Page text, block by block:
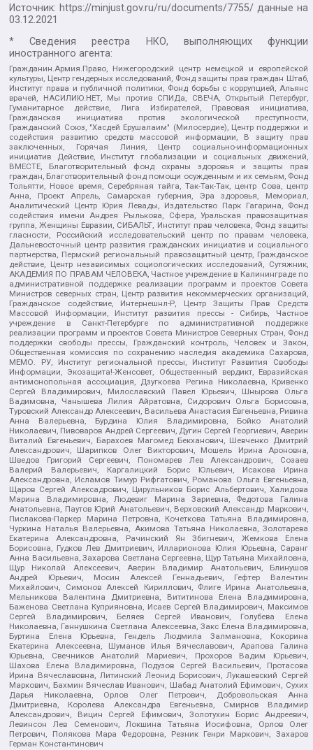
Источник: https://minjust.gov.ru/ru/documents/7755/ данные на
03.12.2021
* Сведения реестра НКО, выполняющих функции
иностранного агента:
Гражданин.Армия.Право, Нижегородский центр немецкой и европейской
культуры, Центр гендерных исследований, Фонд защиты прав граждан Штаб,
Институт права и публичной политики, Фонд борьбы с коррупцией, Альянс
врачей, НАСИЛИЮ.НЕТ, Мы против СПИДа, СВЕЧА, Открытый Петербург,
Гуманитарное действие, Лига Избирателей, Правовая инициатива,
Гражданская инициатива против экологической преступности,
Гражданский Союз, "Хасдей Ерушалаим" (Милосердие), Центр поддержки и
содействия развитию средств массовой информации, В защиту прав
заключенных, Горячая Линия, Центр социально-информационных
инициатив Действие, Институт глобализации и социальных движений,
ВМЕСТЕ, Благотворительный фонд охраны здоровья и защиты прав
граждан, Благотворительный фонд помощи осужденным и их семьям, Фонд
Тольятти, Новое время, Серебряная тайга, Так-Так-Так, центр Сова, центр
Анна, Проект Апрель, Самарская губерния, Эра здоровья, Мемориал,
Аналитический Центр Юрия Левады, Издательство Парк Гагарина, Фонд
содействия имени Андрея Рылькова, Сфера, Уральская правозащитная
группа, Женщины Евразии, СИБАЛЬТ, Институт прав человека, Фонд защиты
гласности, Российский исследовательский центр по правам человека,
Дальневосточный центр развития гражданских инициатив и социального
партнерства, Пермский региональный правозащитный центр, Гражданское
действие, Центр независимых социологических исследований, Сутяжник,
АКАДЕМИЯ ПО ПРАВАМ ЧЕЛОВЕКА, Частное учреждение в Калининграде по
административной поддержке реализации программ и проектов Совета
Министров северных стран, Центр развития некоммерческих организаций,
Гражданское содействие, Интернешнл-Р, Центр Защиты Прав Средств
Массовой Информации, Институт развития прессы - Сибирь, Частное
учреждение в Санкт-Петербурге по административной поддержке
реализации программ и проектов Совета Министров Северных Стран, Фонд
поддержки свободы прессы, Гражданский контроль, Человек и Закон,
Общественная комиссия по сохранению наследия академика Сахарова,
МЕМО. РУ, Институт региональной прессы, Институт Развития Свободы
Информации, Экозащита!-Женсовет, Общественный вердикт, Евразийская
антимонопольная ассоциация, Дзугкоева Регина Николаевна, Кривенко
Сергей Владимирович, Милославский Павел Юрьевич, Шнырова Ольга
Вадимовна, Чанышева Лилия Айратовна, Сидорович Ольга Борисовна,
Туровский Александр Алексеевич, Васильева Анастасия Евгеньевна, Ривина
Анна Валерьевна, Бурдина Юлия Владимировна, Бойко Анатолий
Николаевич, Пивоваров Андрей Сергеевич, Дугин Сергей Георгиевич, Аверин
Виталий Евгеньевич, Барахоев Магомед Бекханович, Шевченко Дмитрий
Александрович, Шарипков Олег Викторович, Мошель Ирина Ароновна,
Шведов Григорий Сергеевич, Пономарев Лев Александрович, Созаев
Валерий Валерьевич, Каргалицкий Борис Юльевич, Исакова Ирина
Александровна, Исламов Тимур Рифгатович, Романова Ольга Евгеньевна,
Щаров Сергей Алексадрович, Цирульников Борис Альбертович, Халидова
Марина Владимировна, Людевиг Марина Зариевна, Федотова Галина
Анатольевна, Паутов Юрий Анатольевич, Верховский Александр Маркович,
Пислакова-Паркер Марина Петровна, Кочеткова Татьяна Владимировна,
Чуркина Наталья Валерьевна, Акимова Татьяна Николаевна, Золотарева
Екатерина Александровна, Рачинский Ян Збигневич, Жемкова Елена
Борисовна, Гудков Лев Дмитриевич, Илларионова Юлия Юрьевна, Саранг
Анна Васильевна, Захарова Светлана Сергеевна, Щур Татьяна Михайловна,
Щур Николай Алексеевич, Аверин Владимир Анатольевич, Блинушов
Андрей Юрьевич, Мосин Алексей Геннадьевич, Гефтер Валентин
Михайлович, Симонов Алексей Кириллович, Флиге Ирина Анатольевна,
Мельникова Валентина Дмитриевна, Вититинова Елена Владимировна,
Баженова Светлана Куприяновна, Исаев Сергей Владимирович, Максимов
Сергей Владимирович, Беляев Сергей Иванович, Голубева Елена
Николаевна, Ганнушкина Светлана Алексеевна, Закс Елена Владимировна,
Буртина Елена Юрьевна, Гендель Людмила Залмановна, Кокорина
Екатерина Алексеевна, Шуманов Илья Вячеславович, Арапова Галина
Юрьевна, Свечников Анатолий Мариевич, Прохоров Вадим Юрьевич,
Шахова Елена Владимировна, Подузов Сергей Васильевич, Протасова
Ирина Вячеславовна, Литинский Леонид Борисович, Лукашевский Сергей
Маркович, Бахмин Вячеслав Иванович, Шабад Анатолий Ефимович, Сухих
Дарья Николаевна, Орлов Олег Петрович, Добровольская Анна
Дмитриевна, Королева Александра Евгеньевна, Смирнов Владимир
Александрович, Вицин Сергей Ефимович, Золотухин Борис Андреевич,
Левинсон Лев Семенович, Локшина Татьяна Иосифовна, Орлов Олег
Петрович, Полякова Мара Федоровна, Резник Генри Маркович, Захаров
Герман Константинович